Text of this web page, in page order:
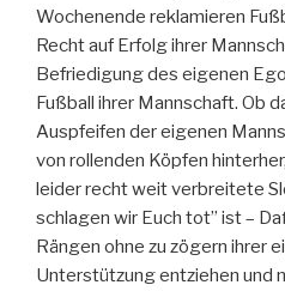
Wochenende reklamieren
Recht auf Erfolg ihrer
Befriedigung des eigenen
Fußball ihrer Mannschaft. Ob
Auspfeifen der eigenen
von rollenden Köpfen
leider recht weit verbreitete
schlagen wir Euch tot” ist –
Rängen ohne zu zögern ihrer
Unterstützung entziehen und